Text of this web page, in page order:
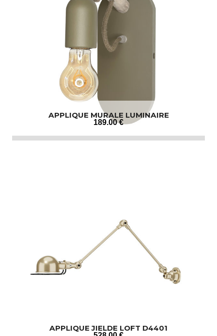
APPLIQUE MURALE LUMINAIRE
189.00 €
APPLIQUE JIELDE LOFT D4401